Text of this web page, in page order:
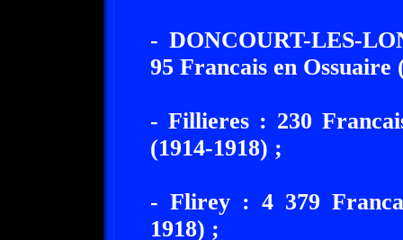
- DONCOURT-LES-
95 Francais en Ossuaire
- Fillieres : 230
(1914-1918) ;
- Flirey : 4 379
1918) ;